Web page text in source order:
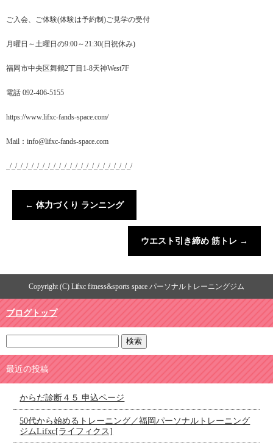
ご入会、ご体験(体験は予約制)ご見学の受付
月曜日～土曜日の9:00～21:30(日祝休み)
福岡市中央区舞鶴2丁目1-8天神West7F
電話 092-406-5155
https://www.lifxc-fands-space.com/
Mail：info@lifxc-fands-space.com
_/_/_/_/_/_/_/_/_/_/_/_/_/_/_/_/_/_/_/_/_/_/_/
← 体力づくり ランニング
ウエスト引き締め 筋トレ →
Copyright (C) Lifxc fitness&sports space パーソナルトレーニングジム
ブログトップ
最近の投稿
からだ診断４５ 申込ページ
50代から始めるトレーニング／福岡パーソナルトレーニング
ジムLifxc[ライフィクス]